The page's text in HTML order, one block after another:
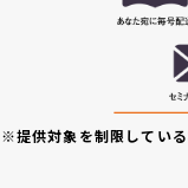
※提供対象を制限してい